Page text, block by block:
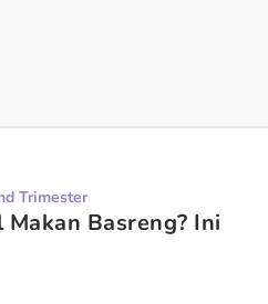
Trimester
Basreng? Ini